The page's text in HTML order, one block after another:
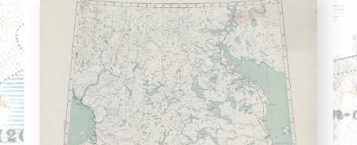
Контакты
Партнеры